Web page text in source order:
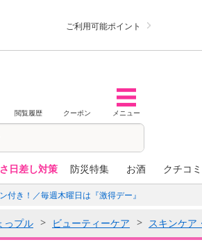
ご利用可能ポイント
閲覧履歴 クーポン メニュー
日差し対策 防災特集 お酒 クチコ
付き！／毎週木曜日は『激得デー』
っプル ビューティーケア スキンケア